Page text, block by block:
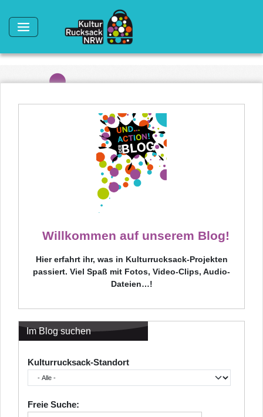
Willkommen auf unserem Blog!
Hier erfahrt ihr, was in Kulturrucksack-Projekten
passiert. Viel Spaß mit Fotos, Video-Clips, Audio-
Dateien…!
Im Blog suchen
Kulturrucksack-Standort
Freie Suche: